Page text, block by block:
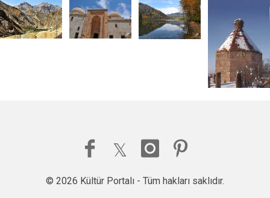
© 2026 Kültür Portalı - Tüm hakları saklıdır.